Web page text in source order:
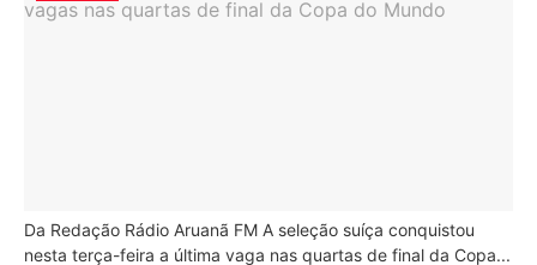
Da Redação Rádio Aruanã FM A seleção suíça conquistou
nesta terça-feira a última vaga nas quartas de final da Copa...